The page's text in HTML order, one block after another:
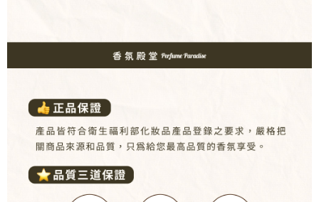
請求用戶進行身份認證。
５．嚴禁一人註冊多個帳號或使用他人資訊註冊。若發現惡意使用之情形，